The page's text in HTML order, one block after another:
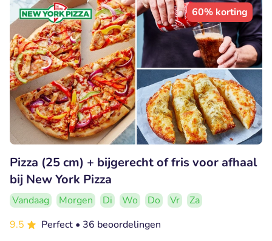
60% korting
Pizza (25 cm) + bijgerecht of fris voor afhaal
bij New York Pizza
Vandaag Morgen Di Wo Do Vr
Za
9.5
Perfect • 36 beoordelingen